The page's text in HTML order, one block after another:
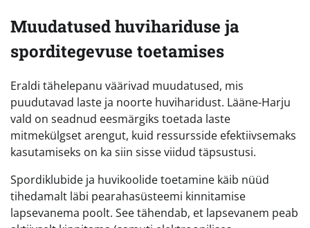
Muudatused huvihariduse ja
sporditegevuse toetamises
Eraldi tähelepanu väärivad muudatused, mis
puudutavad laste ja noorte huviharidust. Lääne-Harju
vald on seadnud eesmärgiks toetada laste
mitmekülgset arengut, kuid ressursside efektiivsemaks
kasutamiseks on ka siin sisse viidud täpsustusi.
Spordiklubide ja huvikoolide toetamine käib nüüd
tihedamalt läbi pearahasüsteemi kinnitamise
lapsevanema poolt. See tähendab, et lapsevanem peab